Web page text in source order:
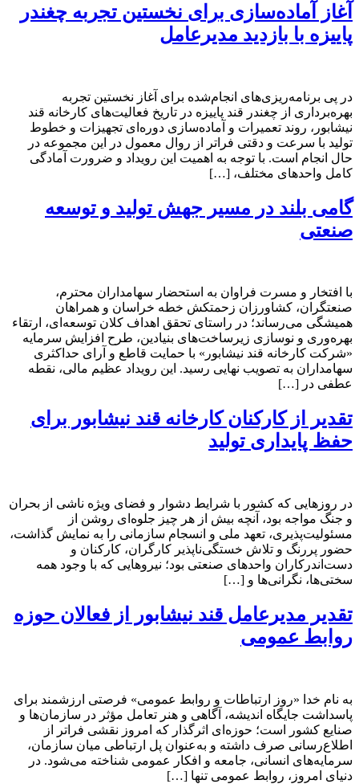
آغاز آماده‌سازی برای نخستین تجربه چغندر
پاییزه با بازدید مدیرعامل
در پی برنامه‌ریزی‌های انجام‌شده برای آغاز نخستین تجربه
بهره‌برداری از چغندر قند پاییزه در تاریخ فعالیت‌های کارخانه قند
نیشابور، روند تعمیرات و آماده‌سازی دوره‌ای تجهیزات و خطوط
تولید با سرعت و دقتی فراتر از روال معمول در این مجموعه در
حال انجام است. با توجه به اهمیت این رویداد و ضرورت آمادگی
کامل واحدهای مختلف، […]
گامی بلند در مسیر جهش تولید و توسعه
صنعتی
با افتخار و مسرت فراوان به استحضار سهامداران محترم،
صنعتگران، کشاورزان زحمتکش خطه خراسان و همراهان
همیشگی می‌رساند؛ در راستای تحقق اهداف کلان توسعه‌ای، ارتقاء
بهره‌وری و نوسازی زیرساخت‌های بنیادین، طرح افزایش سرمایه
«شرکت کارخانه قند نیشابور» با حمایت قاطع و آرای حداکثری
سهامداران به تصویب نهایی رسید. این رویداد عظیم مالی، نقطه
عطفی در […]
تقدیر از کارکنان کارخانه قند نیشابور برای
حفظ پایداری تولید
در روزهایی که کشور با شرایط دشوار و فضای ویژه ناشی از بحران
و جنگ مواجه بود، آنچه بیش از هر چیز جلوه‌ای روشن از
مسئولیت‌پذیری، تعهد ملی و انسجام سازمانی را به نمایش گذاشت،
حضور پررنگ و تلاش خستگی‌ناپذیر کارگران، کارکنان و
دست‌اندرکاران واحدهای صنعتی بود؛ نیروهایی که با وجود همه
سختی‌ها، نگرانی‌ها و […]
تقدیر مدیرعامل قند نیشابور از فعالان حوزه
روابط عمومی
به نام خدا «روز ارتباطات و روابط عمومی» فرصتی ارزشمند برای
پاسداشت جایگاه اندیشه، آگاهی و هنر تعامل مؤثر در سازمان‌ها و
صنایع کشور است؛ حوزه‌ای اثرگذار که امروز نقشی فراتر از
اطلاع‌رسانی صرف داشته و به‌عنوان پل ارتباطی میان سازمان،
سرمایه‌های انسانی، جامعه و افکار عمومی شناخته می‌شود. در
دنیای امروز، روابط عمومی تنها […]